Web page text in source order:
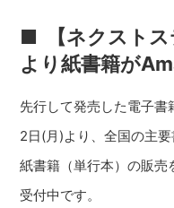
■
【ネクスト
より紙書籍が
先行して発売した電子
2日(月)より、全国の主
紙書籍（単行本）の販売
受付中です。